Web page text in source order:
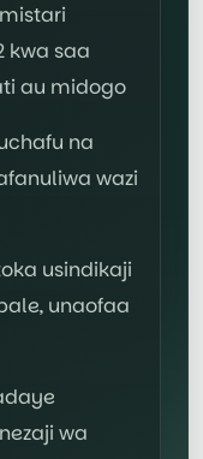
kwa saa
au midogo
na
wazi
usindikaji
unaofaa
wa